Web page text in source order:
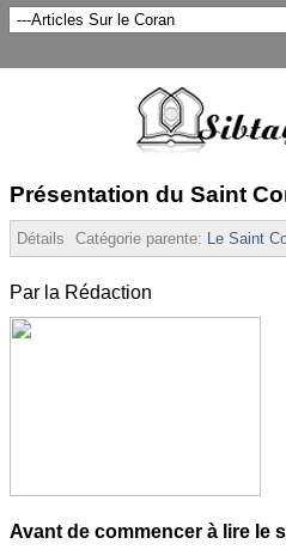
Présentation du Saint
Détails Catégorie parente: Le Saint
Par la Rédaction
Avant de commencer à lire le